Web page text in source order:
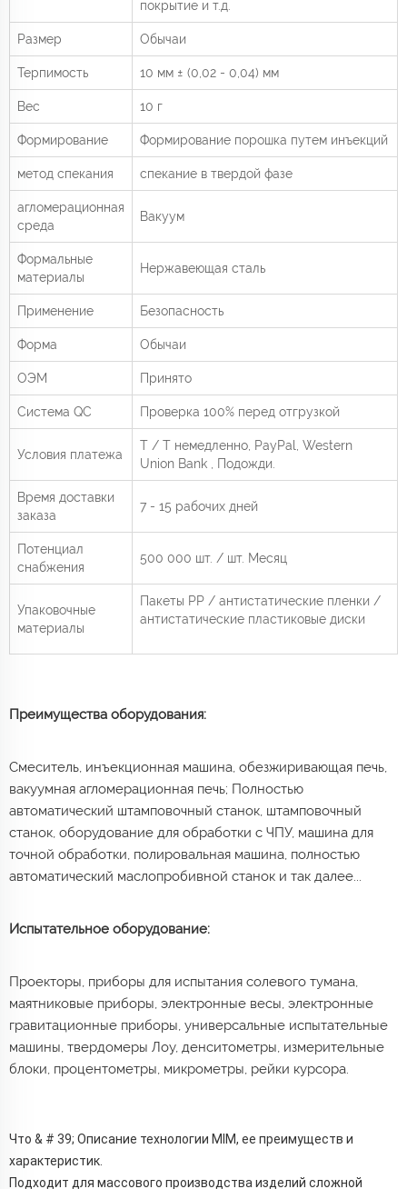
покрытие и т.д.
Размер Обычаи
Терпимость 10 мм ± (0,02 - 0,04) мм
Вес 10 г
Формирование Формирование порошка путем инъекций
метод спекания спекание в твердой фазе
агломерационная
среда
Вакуум
Формальные
материалы
Нержавеющая сталь
Применение Безопасность
Форма Обычаи
ОЭМ Принято
Система QC Проверка 100% перед отгрузкой
Условия платежа
Т / Т немедленно, PayPal, Western
Union Bank
, Подожди.
Время доставки
заказа
7 - 15 рабочих дней
Потенциал
снабжения
500 000 шт. / шт. Месяц
Упаковочные
материалы
Пакеты PP / антистатические пленки /
антистатические пластиковые диски
Преимущества оборудования:
Смеситель, инъекционная машина, обезжиривающая печь,
вакуумная агломерационная печь; Полностью
автоматический штамповочный станок, штамповочный
станок, оборудование для обработки с ЧПУ, машина для
точной обработки, полировальная машина, полностью
автоматический маслопробивной станок и так далее...
Испытательное оборудование:
Проекторы, приборы для испытания солевого тумана,
маятниковые приборы, электронные весы, электронные
гравитационные приборы, универсальные испытательные
машины, твердомеры Лоу, денситометры, измерительные
блоки, процентометры, микрометры, рейки курсора.
Что & # 39; Описание технологии MIM, ее преимуществ и
характеристик.
Подходит для массового производства изделий сложной